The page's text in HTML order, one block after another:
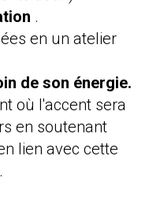
.
en un atelier
de son énergie.
où l'accent sera
en soutenant
lien avec cette